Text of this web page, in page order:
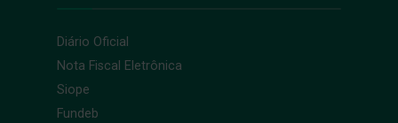
Diário Oficial
Nota Fiscal Eletrônica
Siope
Fundeb